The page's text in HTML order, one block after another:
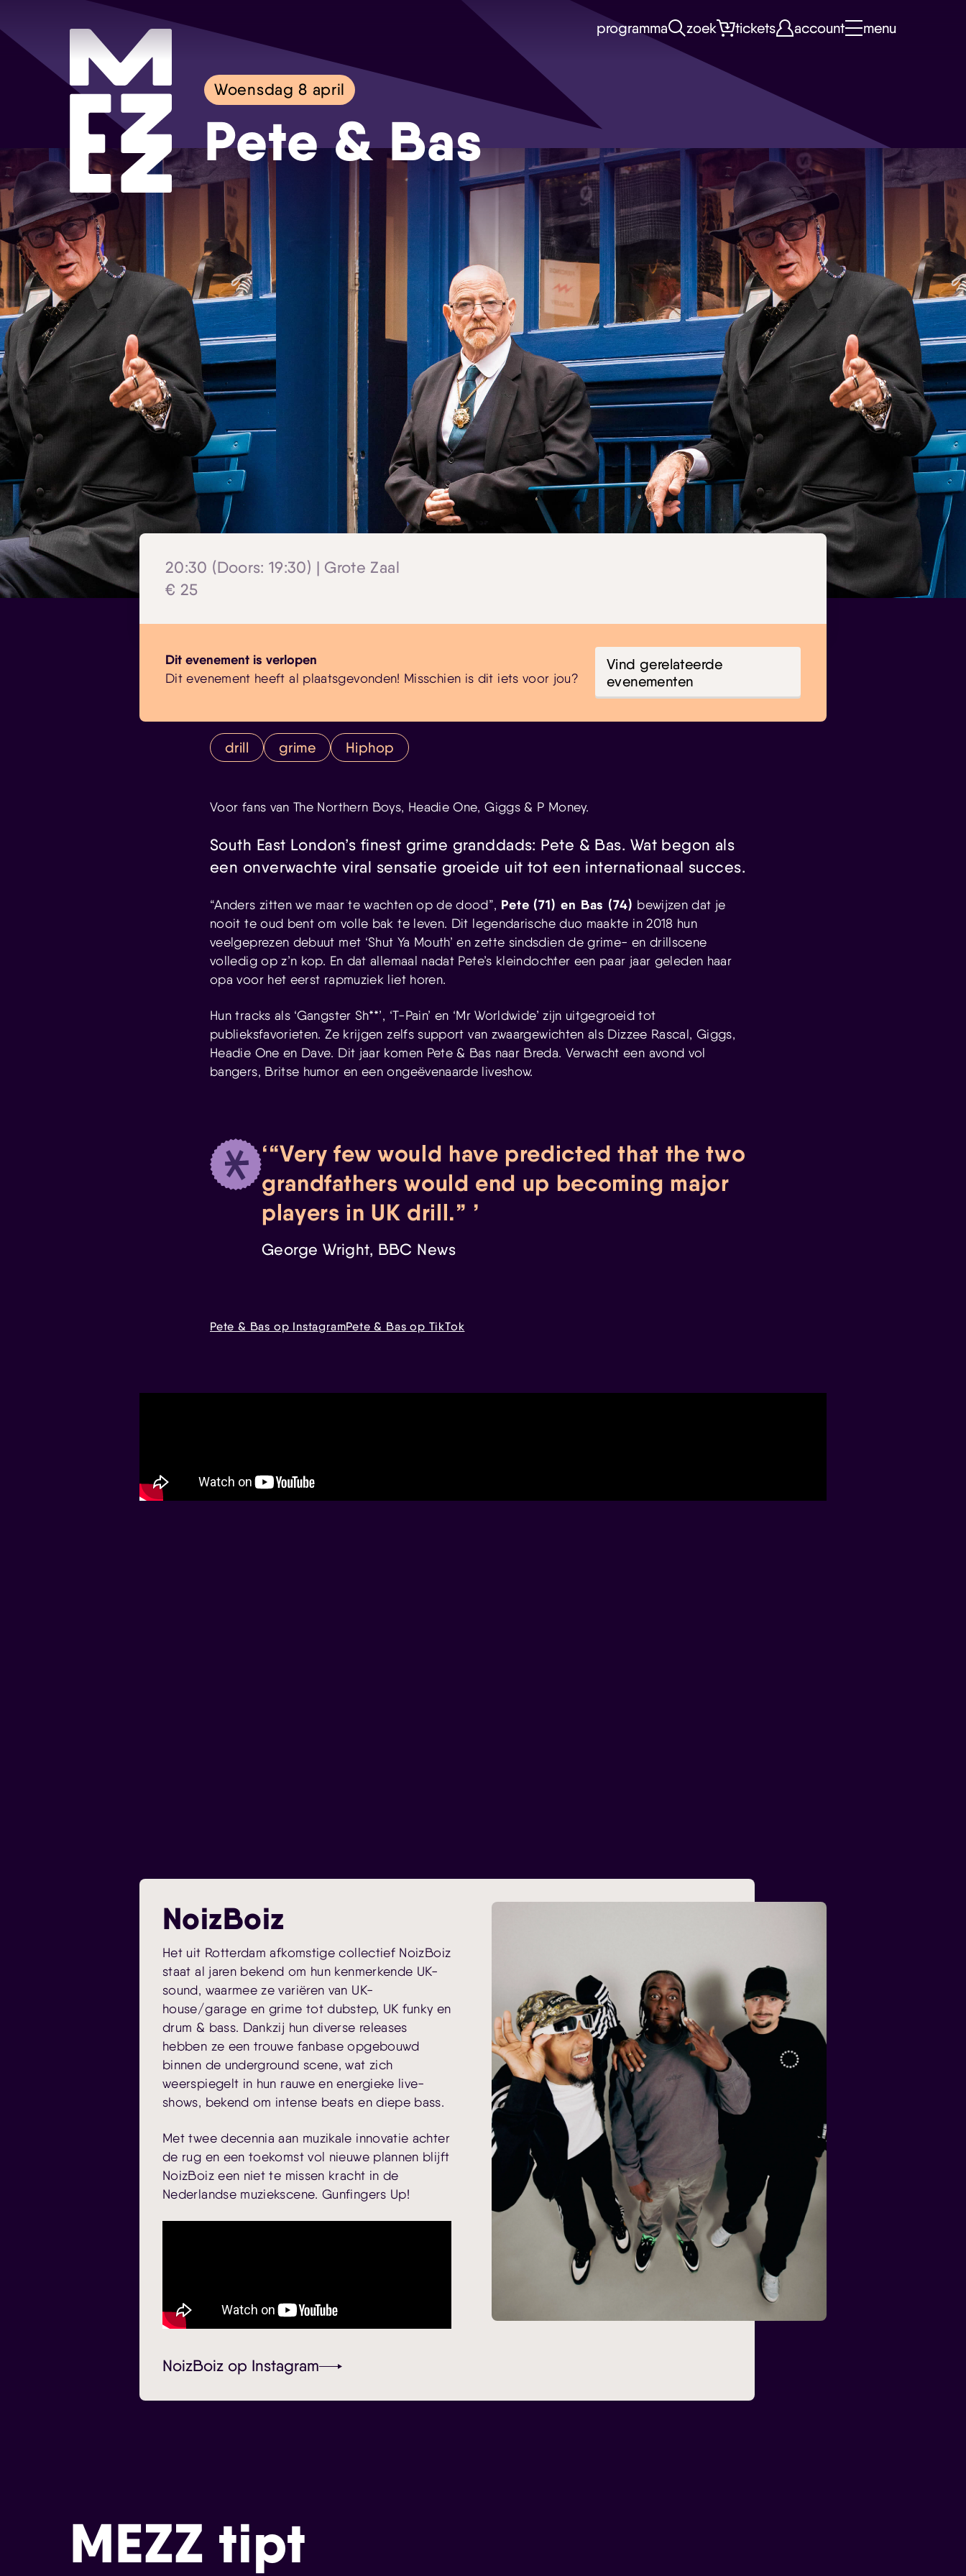
Skip navigatie
programma zoek tickets account menu
Woensdag 8 april
Pete & Bas
20:30 (Doors: 19:30) | Grote Zaal
€ 25
Dit evenement is verlopen
Dit evenement heeft al plaatsgevonden! Misschien is dit iets voor jou?
Vind gerelateerde
evenementen
drill grime Hiphop
Voor fans van The Northern Boys, Headie One, Giggs & P Money.
South East London’s finest grime granddads: Pete & Bas. Wat begon als
een onverwachte viral sensatie groeide uit tot een internationaal succes.
“Anders zitten we maar te wachten op de dood”, Pete (71) en Bas (74) bewijzen dat je
nooit te oud bent om volle bak te leven. Dit legendarische duo maakte in 2018 hun
veelgeprezen debuut met ‘Shut Ya Mouth’ en zette sindsdien de grime- en drillscene
volledig op z’n kop. En dat allemaal nadat Pete’s kleindochter een paar jaar geleden haar
opa voor het eerst rapmuziek liet horen.
Hun tracks als ‘Gangster Sh**’, ‘T-Pain’ en ‘Mr Worldwide’ zijn uitgegroeid tot
publieksfavorieten. Ze krijgen zelfs support van zwaargewichten als Dizzee Rascal, Giggs,
Headie One en Dave. Dit jaar komen Pete & Bas naar Breda. Verwacht een avond vol
bangers, Britse humor en een ongeëvenaarde liveshow.
“Very few would have predicted that the two
grandfathers would end up becoming major
players in UK drill.”
George Wright, BBC News
Pete & Bas op InstagramPete & Bas op TikTok
NoizBoiz
Het uit Rotterdam afkomstige collectief NoizBoiz
staat al jaren bekend om hun kenmerkende UK-
sound, waarmee ze variëren van UK-
house/garage en grime tot dubstep, UK funky en
drum & bass. Dankzij hun diverse releases
hebben ze een trouwe fanbase opgebouwd
binnen de underground scene, wat zich
weerspiegelt in hun rauwe en energieke live-
shows, bekend om intense beats en diepe bass.
Met twee decennia aan muzikale innovatie achter
de rug en een toekomst vol nieuwe plannen blijft
NoizBoiz een niet te missen kracht in de
Nederlandse muziekscene. Gunfingers Up!
NoizBoiz op Instagram
MEZZ tipt